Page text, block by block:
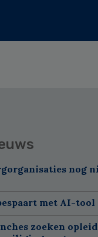
nog
met AI-
zoeken